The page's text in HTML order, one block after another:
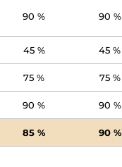
90 % 90 %
45 % 45 %
75 % 75 %
90 % 90 %
85 % 90 %